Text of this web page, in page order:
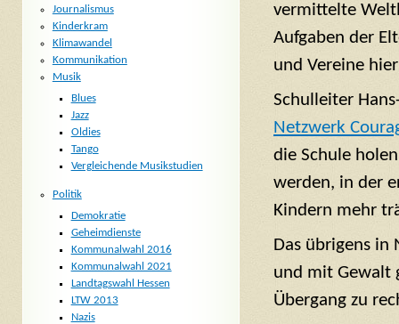
vermittelte
Aufgaben der
und Vereine
Schulleiter
Netzwerk
die Schule
werden, in der
Kindern mehr
Das übrigens
und mit Gewalt
Übergang zu
Journalismus
Kinderkram
Klimawandel
Kommunikation
Musik
Blues
Jazz
Oldies
Tango
Vergleichende Musikstudien
Politik
Demokratie
Geheimdienste
Kommunalwahl 2016
Kommunalwahl 2021
Landtagswahl Hessen
LTW 2013
Nazis